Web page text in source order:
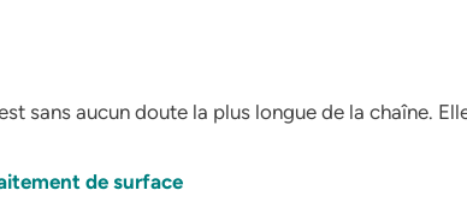
sans aucun doute la plus longue de la chaîne.
de surface